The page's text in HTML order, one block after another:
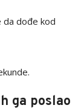
da dođe kod
ga poslao